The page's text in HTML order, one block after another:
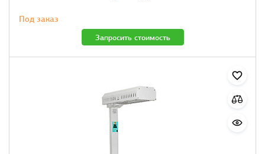
Под заказ
Запросить стоимость